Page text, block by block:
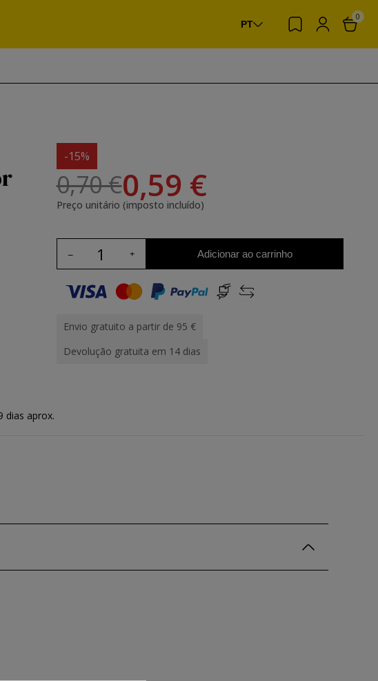
PT
0
-15%
0,70 €0,59 €
Preço unitário (imposto incluído)
Adicionar ao carrinho
Envio gratuito a partir de 95 €
Devolução gratuita em 14 dias
dias aprox.